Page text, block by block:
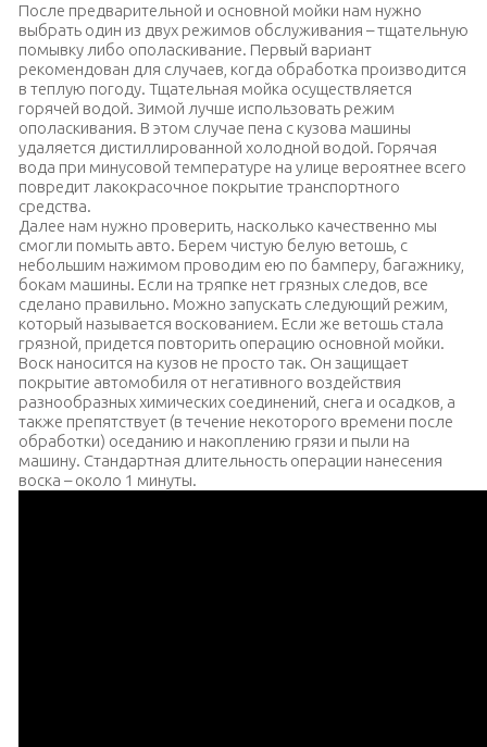
После предварительной и основной мойки нам нужно
выбрать один из двух режимов обслуживания – тщательную
помывку либо ополаскивание. Первый вариант
рекомендован для случаев, когда обработка производится
в теплую погоду. Тщательная мойка осуществляется
горячей водой. Зимой лучше использовать режим
ополаскивания. В этом случае пена с кузова машины
удаляется дистиллированной холодной водой. Горячая
вода при минусовой температуре на улице вероятнее всего
повредит лакокрасочное покрытие транспортного
средства.
Далее нам нужно проверить, насколько качественно мы
смогли помыть авто. Берем чистую белую ветошь, с
небольшим нажимом проводим ею по бамперу, багажнику,
бокам машины. Если на тряпке нет грязных следов, все
сделано правильно. Можно запускать следующий режим,
который называется воскованием. Если же ветошь стала
грязной, придется повторить операцию основной мойки.
Воск наносится на кузов не просто так. Он защищает
покрытие автомобиля от негативного воздействия
разнообразных химических соединений, снега и осадков, а
также препятствует (в течение некоторого времени после
обработки) оседанию и накоплению грязи и пыли на
машину. Стандартная длительность операции нанесения
воска – около 1 минуты.